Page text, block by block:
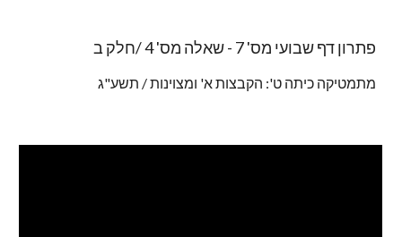
פתרון דף שבועי מס' 7 - שאלה מס' 4 /חלק ב
מתמטיקה כיתה ט': הקבצות א' ומצוינות / תשע"ג